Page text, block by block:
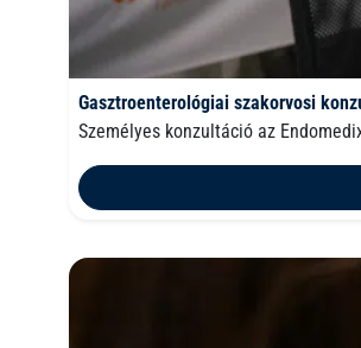
Gasztroenterológiai szakorvosi
Személyes konzultáció az